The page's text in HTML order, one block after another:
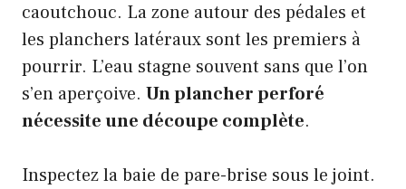
caoutchouc. La zone autour des pédales et
les planchers latéraux sont les premiers à
pourrir. L’eau stagne souvent sans que l’on
s’en aperçoive. Un plancher perforé
nécessite une découpe complète.
Inspectez la baie de pare-brise sous le joint.